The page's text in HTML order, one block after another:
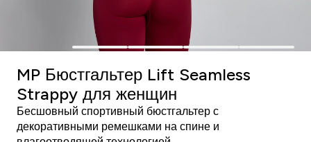
MP Бюстгальтер Lift Seamless
Strappy для женщин
Бесшовный спортивный бюстгальтер с
декоративными ремешками на спине и